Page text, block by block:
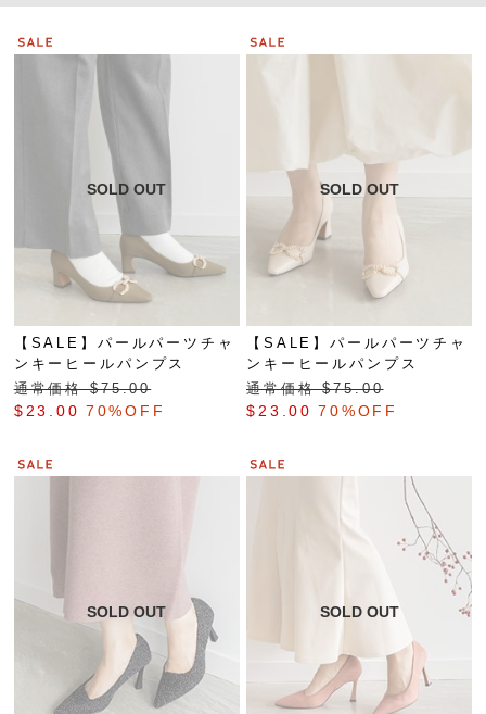
【SALE】パールパーツチャ
ンキーヒールパンプス
通常価格 $‌75.00
$‌23.00 70%OFF
【SALE】パールパーツチャ
ンキーヒールパンプス
通常価格 $‌75.00
$‌23.00 70%OFF